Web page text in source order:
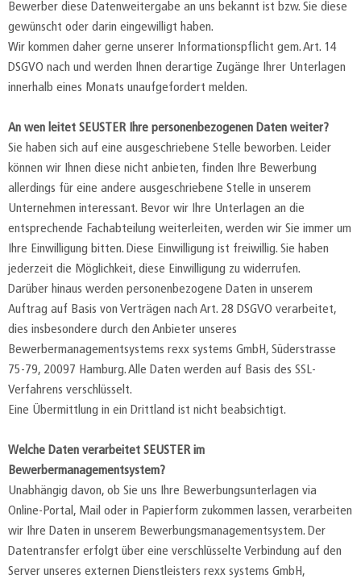
Bewerber diese Datenweitergabe an uns bekannt ist bzw. Sie diese
gewünscht oder darin eingewilligt haben.
Wir kommen daher gerne unserer Informationspflicht gem. Art. 14
DSGVO nach und werden Ihnen derartige Zugänge Ihrer Unterlagen
innerhalb eines Monats unaufgefordert melden.
An wen leitet SEUSTER Ihre personenbezogenen Daten weiter?
Sie haben sich auf eine ausgeschriebene Stelle beworben. Leider
können wir Ihnen diese nicht anbieten, finden Ihre Bewerbung
allerdings für eine andere ausgeschriebene Stelle in unserem
Unternehmen interessant. Bevor wir Ihre Unterlagen an die
entsprechende Fachabteilung weiterleiten, werden wir Sie immer um
Ihre Einwilligung bitten. Diese Einwilligung ist freiwillig. Sie haben
jederzeit die Möglichkeit, diese Einwilligung zu widerrufen.
Darüber hinaus werden personenbezogene Daten in unserem
Auftrag auf Basis von Verträgen nach Art. 28 DSGVO verarbeitet,
dies insbesondere durch den Anbieter unseres
Bewerbermanagementsystems rexx systems GmbH, Süderstrasse
75-79, 20097 Hamburg. Alle Daten werden auf Basis des SSL-
Verfahrens verschlüsselt.
Eine Übermittlung in ein Drittland ist nicht beabsichtigt.
Welche Daten verarbeitet SEUSTER im
Bewerbermanagementsystem?
Unabhängig davon, ob Sie uns Ihre Bewerbungsunterlagen via
Online-Portal, Mail oder in Papierform zukommen lassen, verarbeiten
wir Ihre Daten in unserem Bewerbungsmanagementsystem. Der
Datentransfer erfolgt über eine verschlüsselte Verbindung auf den
Server unseres externen Dienstleisters rexx systems GmbH,